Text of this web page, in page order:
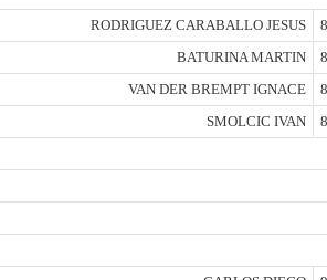
RODRIGUEZ CARABALLO JESUS
BATURINA MARTIN
VAN DER BREMPT IGNACE
SMOLCIC IVAN